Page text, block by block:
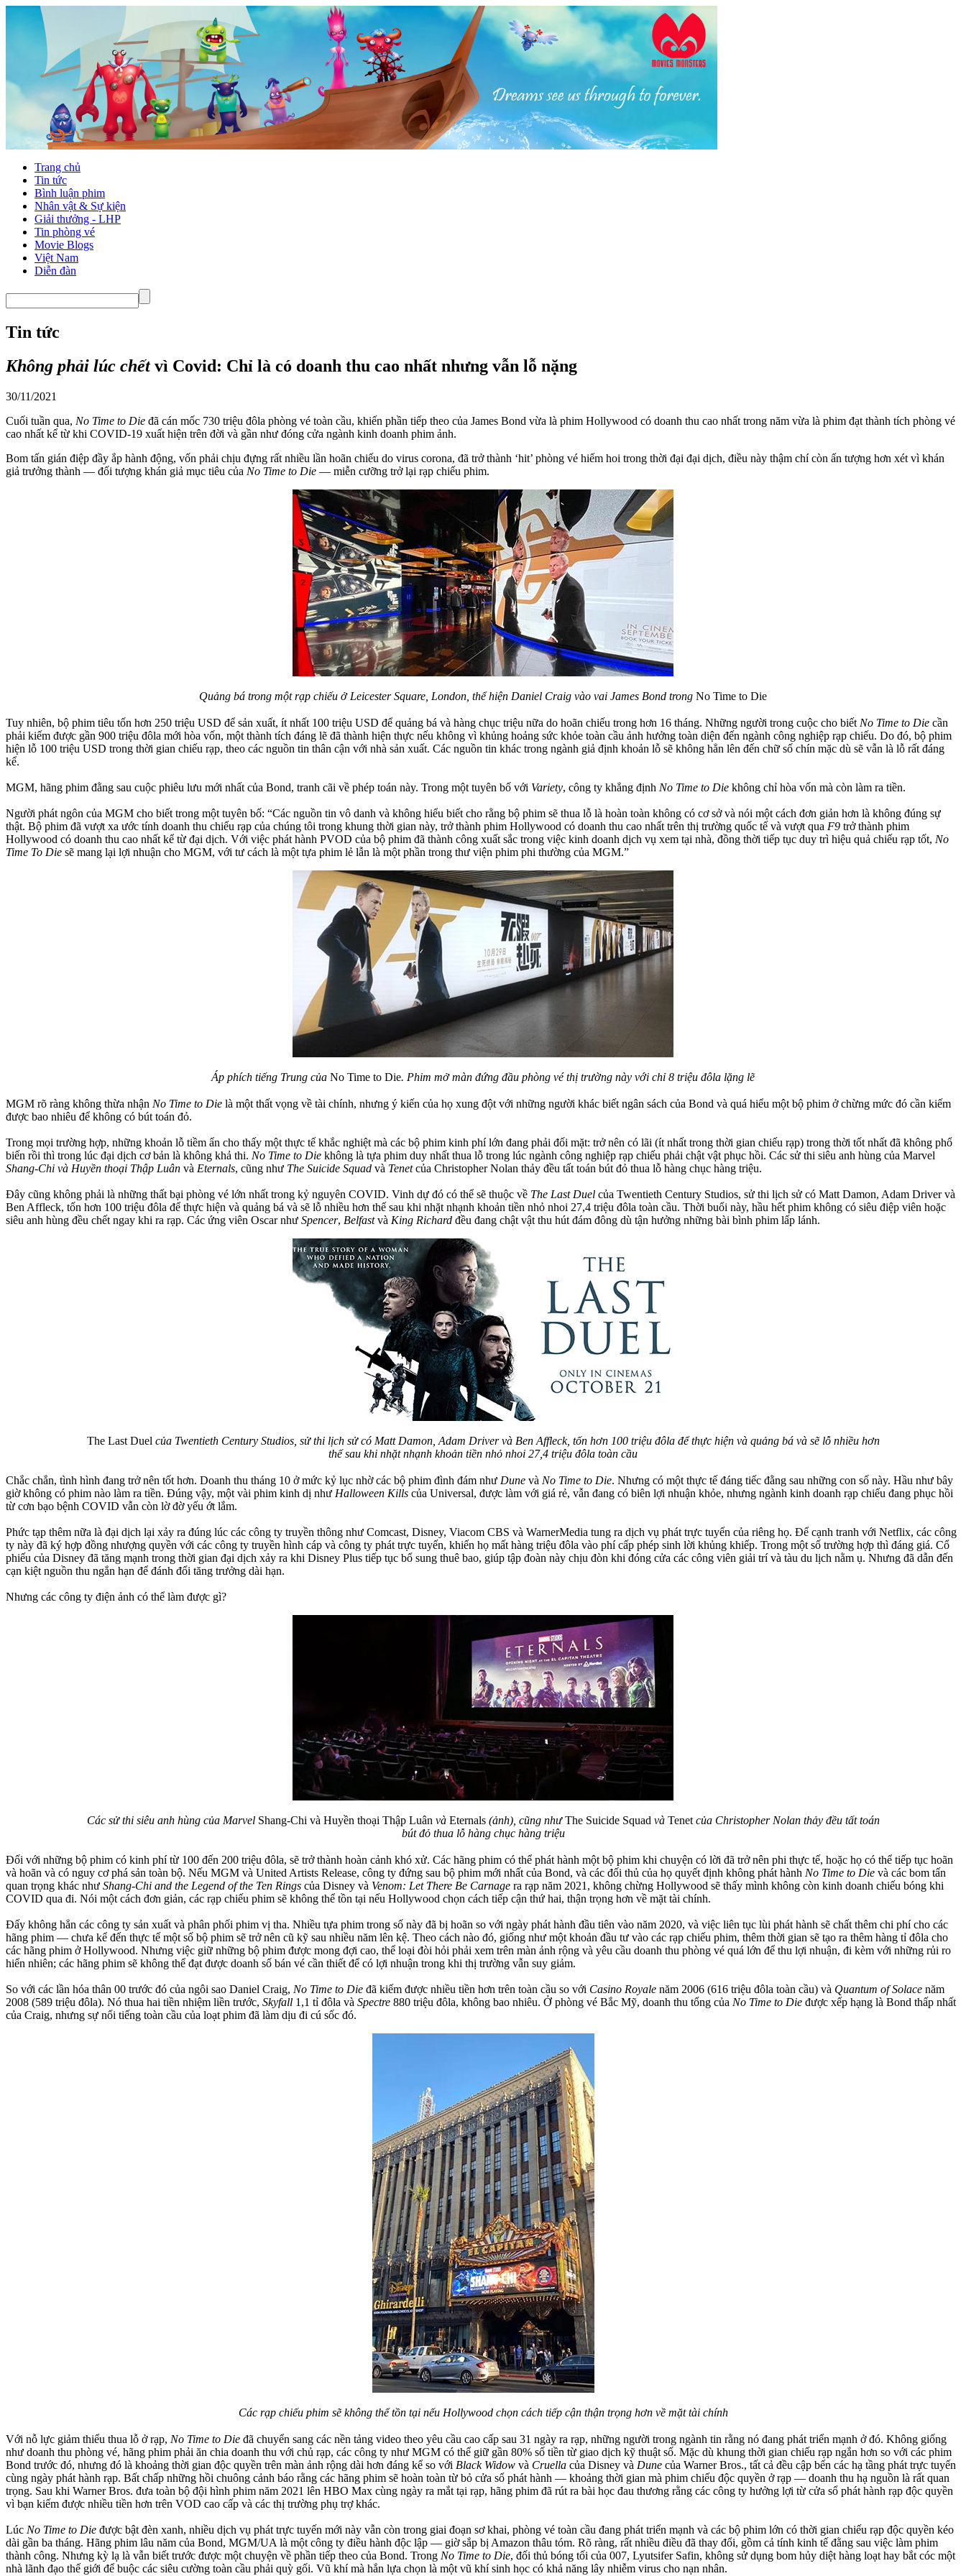
Trang chủ
Tin tức
Bình luận phim
Nhân vật & Sự kiện
Giải thưởng - LHP
Tin phòng vé
Movie Blogs
Việt Nam
Diễn đàn
Tin tức
Không phải lúc chếtvì Covid: Chỉ là có doanh thu cao nhất nhưng vẫn lỗ nặng
30/11/2021
Cuối tuần qua, No Time to Die đã cán mốc 730 triệu đôla phòng vé toàn cầu, khiến phần tiếp theo của James Bond vừa là phim Hollywood có doanh thu cao nhất trong năm vừa là phim đạt thành tích phòng vé
cao nhất kể từ khi COVID-19 xuất hiện trên đời và gần như đóng cửa ngành kinh doanh phim ảnh.
Bom tấn gián điệp đầy ắp hành động, vốn phải chịu đựng rất nhiều lần hoãn chiếu do virus corona, đã trở thành ‘hit’ phòng vé hiếm hoi trong thời đại đại dịch, điều này thậm chí còn ấn tượng hơn xét vì khán
giả trưởng thành — đối tượng khán giả mục tiêu của No Time to Die — miễn cưỡng trở lại rạp chiếu phim.
Quảng bá trong một rạp chiếu ở Leicester Square, London, thể hiện Daniel Craig vào vai James Bond trong No Time to Die
Tuy nhiên, bộ phim tiêu tốn hơn 250 triệu USD để sản xuất, ít nhất 100 triệu USD để quảng bá và hàng chục triệu nữa do hoãn chiếu trong hơn 16 tháng. Những người trong cuộc cho biết No Time to Die cần
phải kiếm được gần 900 triệu đôla mới hòa vốn, một thành tích đáng lẽ đã thành hiện thực nếu không vì khủng hoảng sức khỏe toàn cầu ảnh hưởng toàn diện đến ngành công nghiệp rạp chiếu. Do đó, bộ phim
hiện lỗ 100 triệu USD trong thời gian chiếu rạp, theo các nguồn tin thân cận với nhà sản xuất. Các nguồn tin khác trong ngành giả định khoản lỗ sẽ không hẳn lên đến chữ số chín mặc dù sẽ vẫn là lỗ rất đáng
kể.
MGM, hãng phim đằng sau cuộc phiêu lưu mới nhất của Bond, tranh cãi về phép toán này. Trong một tuyên bố với Variety, công ty khẳng định No Time to Die không chỉ hòa vốn mà còn làm ra tiền.
Người phát ngôn của MGM cho biết trong một tuyên bố: “Các nguồn tin vô danh và không hiểu biết cho rằng bộ phim sẽ thua lỗ là hoàn toàn không có cơ sở và nói một cách đơn giản hơn là không đúng sự
thật. Bộ phim đã vượt xa ước tính doanh thu chiếu rạp của chúng tôi trong khung thời gian này, trở thành phim Hollywood có doanh thu cao nhất trên thị trường quốc tế và vượt qua F9 trở thành phim
Hollywood có doanh thu cao nhất kể từ đại dịch. Với việc phát hành PVOD của bộ phim đã thành công xuất sắc trong việc kinh doanh dịch vụ xem tại nhà, đồng thời tiếp tục duy trì hiệu quả chiếu rạp tốt, No
Time To Die sẽ mang lại lợi nhuận cho MGM, với tư cách là một tựa phim lẻ lẫn là một phần trong thư viện phim phi thường của MGM.”
Áp phích tiếng Trung của No Time to Die. Phim mở màn đứng đầu phòng vé thị trường này với chỉ 8 triệu đôla lặng lẽ
MGM rõ ràng không thừa nhận No Time to Die là một thất vọng về tài chính, nhưng ý kiến ​​của họ xung đột với những người khác biết ngân sách của Bond và quá hiểu một bộ phim ở chừng mức đó cần kiếm
được bao nhiêu để không có bút toán đỏ.
Trong mọi trường hợp, những khoản lỗ tiềm ẩn cho thấy một thực tế khắc nghiệt mà các bộ phim kinh phí lớn đang phải đối mặt: trở nên có lãi (ít nhất trong thời gian chiếu rạp) trong thời tốt nhất đã không phổ
biến rồi thì trong lúc đại dịch cơ bản là không khả thi. No Time to Die không là tựa phim duy nhất thua lỗ trong lúc ngành công nghiệp rạp chiếu phải chật vật phục hồi. Các sử thi siêu anh hùng của Marvel
Shang-Chi và Huyền thoại Thập Luân và Eternals, cũng như The Suicide Squad và Tenetcủa Christopher Nolan thảy đều tất toán bút đỏ thua lỗ hàng chục hàng triệu.
Đây cũng không phải là những thất bại phòng vé lớn nhất trong kỷ nguyên COVID. Vinh dự đó có thể sẽ thuộc về The Last Duel của Twentieth Century Studios, sử thi lịch sử có Matt Damon, Adam Driver và
Ben Affleck, tốn hơn 100 triệu đôla để thực hiện và quảng bá và sẽ lỗ nhiều hơn thế sau khi nhặt nhạnh khoản tiền nhỏ nhoi 27,4 triệu đôla toàn cầu. Thời buổi này, hầu hết phim không có siêu điệp viên hoặc
siêu anh hùng đều chết ngay khi ra rạp. Các ứng viên Oscar như Spencer, Belfastvà King Richard đều đang chật vật thu hút đám đông dù tận hưởng những bài bình phim lấp lánh.
The Last Duel của Twentieth Century Studios, sử thi lịch sử có Matt Damon, Adam Driver và Ben Affleck, tốn hơn 100 triệu đôla để thực hiện và quảng bá và sẽ lỗ nhiều hơn
thế sau khi nhặt nhạnh khoản tiền nhỏ nhoi 27,4 triệu đôla toàn cầu
Chắc chắn, tình hình đang trở nên tốt hơn. Doanh thu tháng 10 ở mức kỷ lục nhờ các bộ phim đình đám như Dune và No Time to Die. Nhưng có một thực tế đáng tiếc đằng sau những con số này. Hầu như bây
giờ không có phim nào làm ra tiền. Đúng vậy, một vài phim kinh dị như Halloween Kills của Universal, được làm với giá rẻ, vẫn đang có biên lợi nhuận khỏe, nhưng ngành kinh doanh rạp chiếu đang phục hồi
từ cơn bạo bệnh COVID vẫn còn lờ đờ yếu ớt lắm.
Phức tạp thêm nữa là đại dịch lại xảy ra đúng lúc các công ty truyền thông như Comcast, Disney, Viacom CBS và WarnerMedia tung ra dịch vụ phát trực tuyến của riêng họ. Để cạnh tranh với Netflix, các công
ty này đã ký hợp đồng nhượng quyền với các công ty truyền hình cáp và công ty phát trực tuyến, khiến họ mất hàng triệu đôla vào phí cấp phép sinh lời khủng khiếp. Trong một số trường hợp thì đáng giá. Cổ
phiếu của Disney đã tăng mạnh trong thời gian đại dịch xảy ra khi Disney Plus tiếp tục bổ sung thuê bao, giúp tập đoàn này chịu đòn khi đóng cửa các công viên giải trí và tàu du lịch nằm ụ. Nhưng đã dẫn đến
cạn kiệt nguồn thu ngắn hạn để đánh đổi tăng trưởng dài hạn.
Nhưng các công ty điện ảnh có thể làm được gì?
Các sử thi siêu anh hùng của MarvelShang-Chi và Huyền thoại Thập Luân và Eternals (ảnh), cũng nhưThe Suicide Squad và Tenetcủa Christopher Nolan thảy đều tất toán
bút đỏ thua lỗ hàng chục hàng triệu
Đối với những bộ phim có kinh phí từ 100 đến 200 triệu đôla, sẽ trở thành hoàn cảnh khó xử. Các hãng phim có thể phát hành một bộ phim khi chuyện có lời đã trở nên phi thực tế, hoặc họ có thể tiếp tục hoãn
và hoãn và có nguy cơ phá sản toàn bộ. Nếu MGM và United Artists Release, công ty đứng sau bộ phim mới nhất của Bond, và các đối thủ của họ quyết định không phát hành No Time to Die và các bom tấn
quan trọng khác như Shang-Chi and the Legend of the Ten Rings của Disney và Venom: Let There Be Carnage ra rạp năm 2021, không chừng Hollywood sẽ thấy mình không còn kinh doanh chiếu bóng khi
COVID qua đi. Nói một cách đơn giản, các rạp chiếu phim sẽ không thể tồn tại nếu Hollywood chọn cách tiếp cận thứ hai, thận trọng hơn về mặt tài chính.
Đấy không hẳn các công ty sản xuất và phân phối phim vị tha. Nhiều tựa phim trong số này đã bị hoãn so với ngày phát hành đầu tiên vào năm 2020, và việc liên tục lùi phát hành sẽ chất thêm chi phí cho các
hãng phim — chưa kể đến thực tế một số bộ phim sẽ trở nên cũ kỹ sau nhiều năm lên kệ. Theo cách nào đó, giống như một khoản đầu tư vào các rạp chiếu phim, thêm thời gian sẽ tạo ra thêm hàng tỉ đôla cho
các hãng phim ở Hollywood. Nhưng việc giữ những bộ phim được mong đợi cao, thể loại đòi hỏi phải xem trên màn ảnh rộng và yêu cầu doanh thu phòng vé quá lớn để thu lợi nhuận, đi kèm với những rủi ro
hiển nhiên; các hãng phim sẽ không thể đạt được doanh số bán vé cần thiết để có lợi nhuận trong khi thị trường vẫn suy giảm.
So với các lần hóa thân 00 trước đó của ngôi sao Daniel Craig, No Time to Die đã kiếm được nhiều tiền hơn trên toàn cầu so với Casino Royale năm 2006 (616 triệu đôla toàn cầu) và Quantum of Solace năm
2008 (589 triệu đôla). Nó thua hai tiền nhiệm liền trước, Skyfall 1,1 tỉ đôla và Spectre 880 triệu đôla, không bao nhiêu. Ở phòng vé Bắc Mỹ, doanh thu tổng của No Time to Die được xếp hạng là Bond thấp nhất
của Craig, nhưng sự nổi tiếng toàn cầu của loạt phim đã làm dịu đi cú sốc đó.
Các rạp chiếu phim sẽ không thể tồn tại nếu Hollywood chọn cách tiếp cận thận trọng hơn về mặt tài chính
Với nỗ lực giảm thiểu thua lỗ ở rạp, No Time to Die đã chuyển sang các nền tảng video theo yêu cầu cao cấp sau 31 ngày ra rạp, những người trong ngành tin rằng nó đang phát triển mạnh ở đó. Không giống
như doanh thu phòng vé, hãng phim phải ăn chia doanh thu với chủ rạp, các công ty như MGM có thể giữ gần 80% số tiền từ giao dịch kỹ thuật số. Mặc dù khung thời gian chiếu rạp ngắn hơn so với các phim
Bond trước đó, nhưng đó là khoảng thời gian độc quyền trên màn ảnh rộng dài hơn đáng kể so với Black Widow và Cruella của Disney và Dune của Warner Bros., tất cả đều cập bến các hạ tầng phát trực tuyến
cùng ngày phát hành rạp. Bất chấp những hồi chuông cảnh báo rằng các hãng phim sẽ hoàn toàn từ bỏ cửa sổ phát hành — khoảng thời gian mà phim chiếu độc quyền ở rạp — doanh thu hạ nguồn là rất quan
trọng. Sau khi Warner Bros. đưa toàn bộ đội hình phim năm 2021 lên HBO Max cùng ngày ra mắt tại rạp, hãng phim đã rút ra bài học đau thương rằng các công ty hưởng lợi từ cửa sổ phát hành rạp độc quyền
vì bạn kiếm được nhiều tiền hơn trên VOD cao cấp và các thị trường phụ trợ khác.
Lúc No Time to Die được bật đèn xanh, nhiều dịch vụ phát trực tuyến mới này vẫn còn trong giai đoạn sơ khai, phòng vé toàn cầu đang phát triển mạnh và các bộ phim lớn có thời gian chiếu rạp độc quyền kéo
dài gần ba tháng. Hãng phim lâu năm của Bond, MGM/UA là một công ty điều hành độc lập — giờ sắp bị Amazon thâu tóm. Rõ ràng, rất nhiều điều đã thay đổi, gồm cả tính kinh tế đằng sau việc làm phim
thành công. Nhưng kỳ lạ là vẫn biết trước được một chuyện về phần tiếp theo của Bond. Trong No Time to Die, đối thủ bóng tối của 007, Lyutsifer Safin, không sử dụng bom hủy diệt hàng loạt hay bắt cóc một
nhà lãnh đạo thế giới để buộc các siêu cường toàn cầu phải quỳ gối. Vũ khí mà hắn lựa chọn là một vũ khí sinh học có khả năng lây nhiễm virus cho nạn nhân.